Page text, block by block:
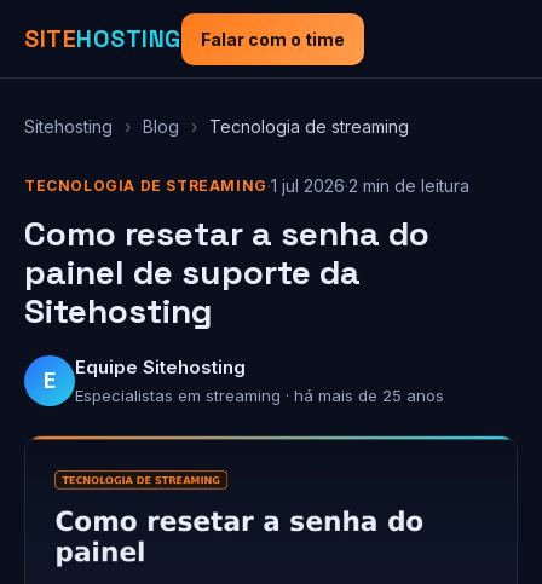
SITEHOSTING Falar com o time
Sitehosting › Blog › Tecnologia de streaming
TECNOLOGIA DE STREAMING ·1 jul 2026·2 min de leitura
Como resetar a senha do
painel de suporte da
Sitehosting
E
Equipe Sitehosting
Especialistas em streaming · há mais de 25 anos